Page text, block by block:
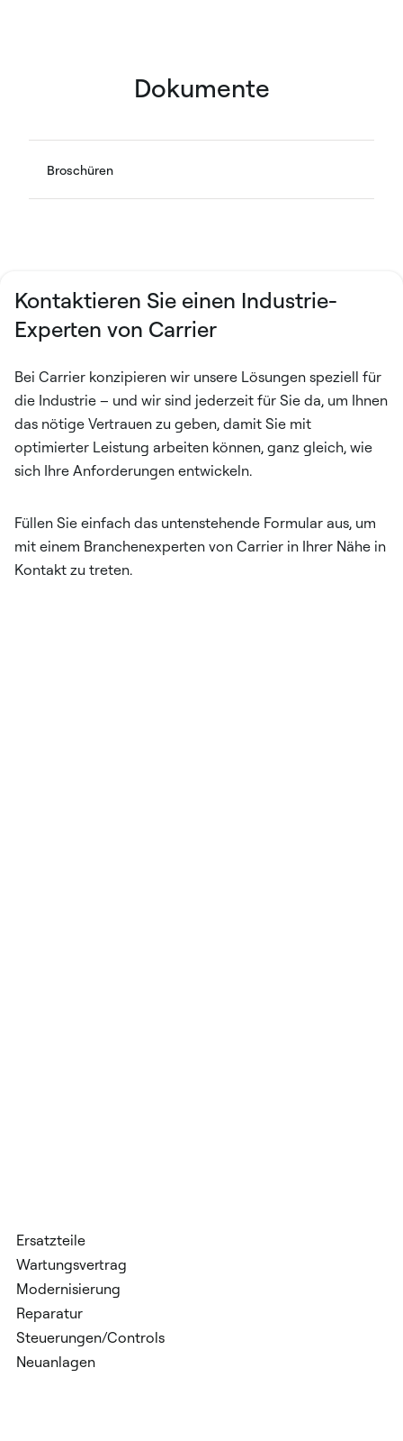
Dokumente
Broschüren
Kontaktieren Sie einen Industrie-
Experten von Carrier
Bei Carrier konzipieren wir unsere Lösungen speziell für
die Industrie – und wir sind jederzeit für Sie da, um Ihnen
das nötige Vertrauen zu geben, damit Sie mit
optimierter Leistung arbeiten können, ganz gleich, wie
sich Ihre Anforderungen entwickeln.
Füllen Sie einfach das untenstehende Formular aus, um
mit einem Branchenexperten von Carrier in Ihrer Nähe in
Kontakt zu treten.